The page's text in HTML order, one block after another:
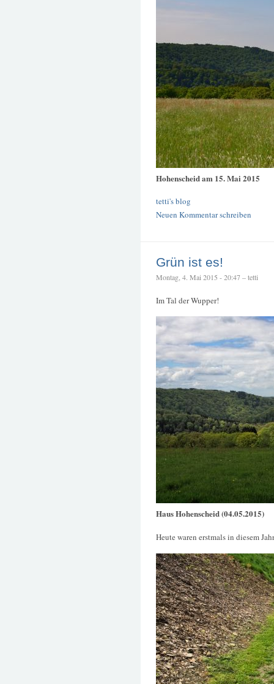
Hohenscheid am 15. Mai 2015
tetti's blog
Neuen Kommentar schreiben
Grün ist es!
Montag, 4. Mai 2015 - 20:47 – tetti
Im Tal der Wupper!
Haus Hohenscheid (04.05.2015)
Heute waren erstmals in diesem